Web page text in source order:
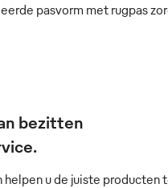
pasvorm met rugpas
bezitten
u de juiste producten